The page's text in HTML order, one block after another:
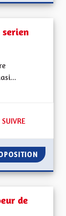
51 ABONNÉS
SUIVRE
de